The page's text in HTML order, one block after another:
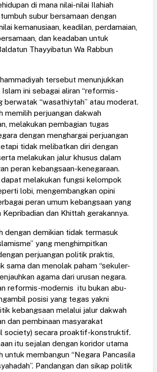
di mana nilai-nilai Ilahiah
subur bersamaan dengan
kemanusiaan, keadilan, perdamaian,
dan keadaban untuk
Thayyibatun Wa Rabbun
tersebut menunjukkan
ini sebagai aliran “reformis-
berwatak “wasathiytah” atau moderat.
memilih perjuangan dakwah
melakukan pembagian tugas
dengan menghargai perjuangan
tidak melibatkan diri dengan
melakukan jalur khusus dalam
peran kebangsaan-kenegaraan.
melakukan fungsi kelompok
lobi, mengembangkan opini
peran umum kebangsaan yang
dan Khittah gerakannya.
dengan demikian tidak termasuk
yang menghimpitkan
perjuangan politik praktis,
sama dan menolak paham “sekuler-
agama dari urusan negara.
reformis-modernis itu bukan abu-
posisi yang tegas yakni
kebangsaan melalui jalur dakwah
dan pembinaan masyarakat
society) secara proaktif-konstruktif.
itu sejalan dengan koridor utama
untuk membangun “Negara Pancasila
Pandangan dan sikap politik